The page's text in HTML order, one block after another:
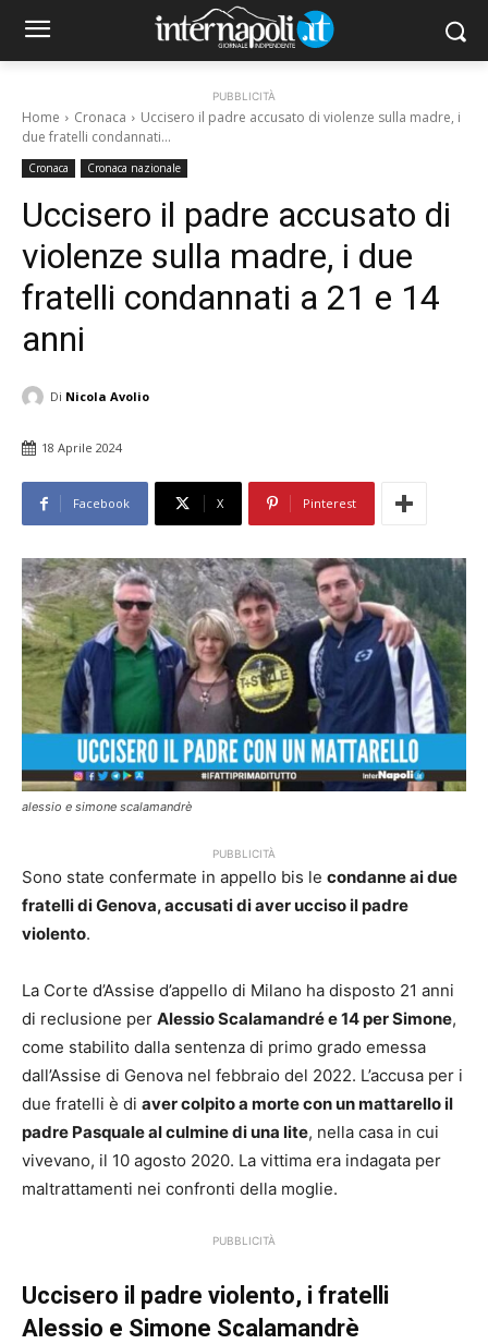
PUBBLICITÀ
Home Cronaca
Uccisero il padre accusato di violenze sulla madre, i
due fratelli condannati...
Cronaca Cronaca nazionale
Uccisero il padre accusato di
violenze sulla madre, i due
fratelli condannati a 21 e 14
anni
Di Nicola Avolio
18 Aprile 2024
Facebook X Pinterest
alessio e simone scalamandrè
PUBBLICITÀ
Sono state confermate in appello bis le condanne ai due
fratelli di Genova, accusati di aver ucciso il padre
violento.
La Corte d’Assise d’appello di Milano ha disposto 21 anni
di reclusione per Alessio Scalamandré e 14 per Simone,
come stabilito dalla sentenza di primo grado emessa
dall’Assise di Genova nel febbraio del 2022. L’accusa per i
due fratelli è di aver colpito a morte con un mattarello il
padre Pasquale al culmine di una lite, nella casa in cui
vivevano, il 10 agosto 2020. La vittima era indagata per
maltrattamenti nei confronti della moglie.
PUBBLICITÀ
Uccisero il padre violento, i fratelli
Alessio e Simone Scalamandrè